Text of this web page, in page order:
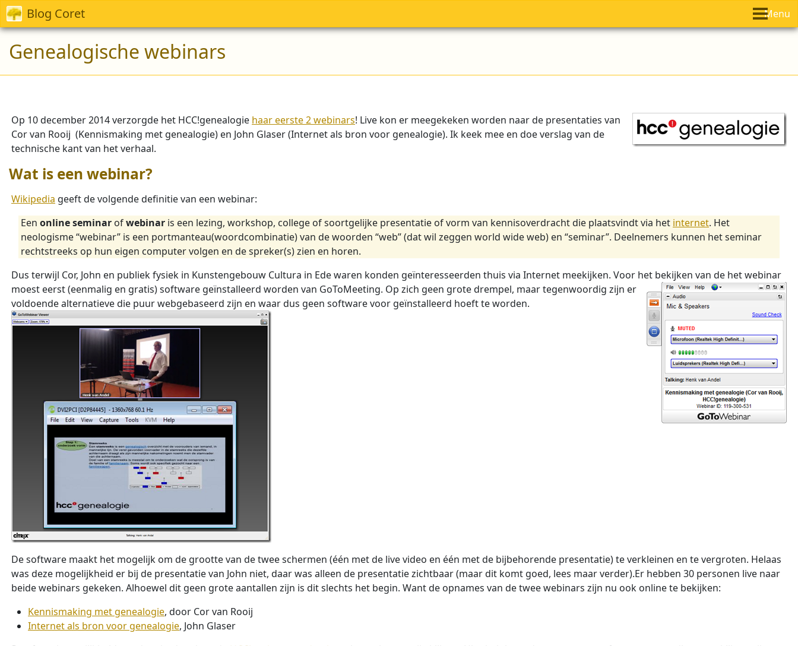
Blog Coret Menu
Genealogische webinars
Op 10 december 2014 verzorgde het HCC!genealogie haar eerste 2 webinars! Live kon er meegekeken worden naar de presentaties van
Cor van Rooij (Kennismaking met genealogie) en John Glaser (Internet als bron voor genealogie). Ik keek mee en doe verslag van de
technische kant van het verhaal.
Wat is een webinar?
Wikipedia geeft de volgende definitie van een webinar:
Een online seminar ofwebinar is een lezing, workshop, college of soortgelijke presentatie of vorm van kennisoverdracht die plaatsvindt via het internet. Het
neologisme “webinar” is een portmanteau(woordcombinatie) van de woorden “web” (dat wil zeggen world wide web) en “seminar”. Deelnemers kunnen het seminar
rechtstreeks op hun eigen computer volgen en de spreker(s) zien en horen.
Dus terwijl Cor, John en publiek fysiek in Kunstengebouw Cultura in Ede waren konden geïnteresseerden thuis via Internet meekijken. Voor het bekijken van de het webinar
moest eerst (eenmalig en gratis) software geïnstalleerd worden van GoToMeeting. Op zich geen grote drempel, maar tegenwoordig zijn er
voldoende alternatieve die puur webgebaseerd zijn en waar dus geen software voor geïnstalleerd hoeft te worden.
De software maakt het mogelijk om de grootte van de twee schermen (één met de live video en één met de bijbehorende presentatie) te verkleinen en te vergroten. Helaas
was deze mogelijkheid er bij de presentatie van John niet, daar was alleen de presentatie zichtbaar (maar dit komt goed, lees maar verder).Er hebben 30 personen live naar
beide webinars gekeken. Alhoewel dit geen grote aantallen zijn is dit slechts het begin. Want de opnames van de twee webinars zijn nu ook online te bekijken:
Kennismaking met genealogie, door Cor van Rooij
Internet als bron voor genealogie, John Glaser